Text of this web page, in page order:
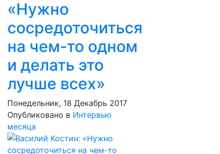
«Нужно
сосредоточиться
на чем-то одном
и делать это
лучше всех»
Понедельник, 18 Декабрь 2017
Опубликовано в Интервью
месяца